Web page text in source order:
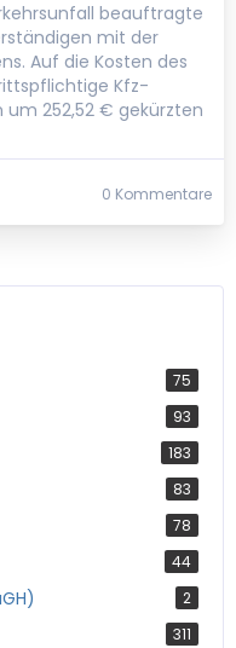
beauftragte
mit der
Auf die Kosten des
Kfz-
252,52 € gekürzten
0 Kommentare
75
93
183
83
78
44
2
311